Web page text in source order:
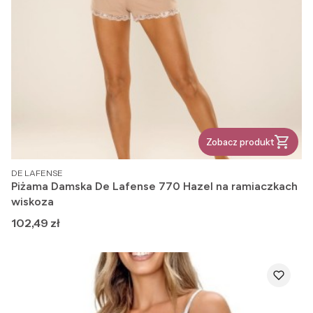
Zobacz produkt
PRODUCENT
DE LAFENSE
Piżama Damska De Lafense 770 Hazel na ramiaczkach
wiskoza
Cena
102,49 zł